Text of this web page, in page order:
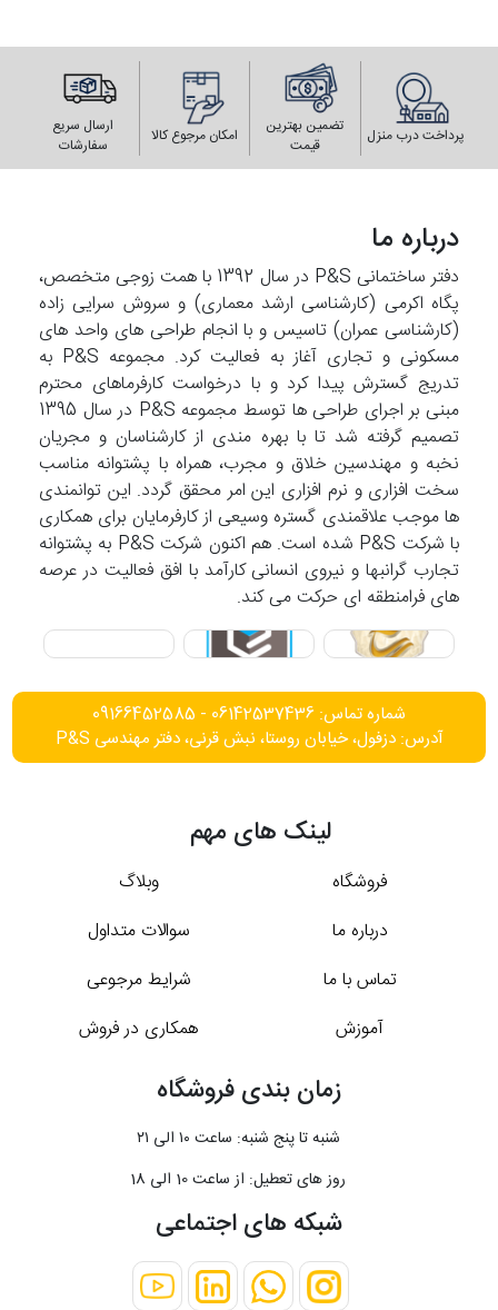
پرداخت درب منزل
تضمین بهترین
قیمت
امکان مرجوع کالا
ارسال سریع
سفارشات
درباره ما
دفتر ساختمانی P&S در سال 1392 با همت زوجی متخصص،
پگاه اکرمی (کارشناسی ارشد معماری) و سروش سرایی زاده
(کارشناسی عمران) تاسیس و با انجام طراحی های واحد های
مسکونی و تجاری آغاز به فعالیت کرد. مجموعه P&S به
تدریج گسترش پیدا کرد و با درخواست کارفرماهای محترم
مبنی بر اجرای طراحی ها توسط مجموعه P&S در سال 1395
تصمیم گرفته شد تا با بهره مندی از کارشناسان و مجریان
نخبه و مهندسین خلاق و مجرب، همراه با پشتوانه مناسب
سخت افزاری و نرم افزاری این امر محقق گردد. این توانمندی
ها موجب علاقمندی گستره وسیعی از کارفرمایان برای همکاری
با شرکت P&S شده است. هم اکنون شرکت P&S به پشتوانه
تجارب گرانبها و نیروی انسانی کارآمد با افق فعالیت در عرصه
های فرامنطقه ای حرکت می کند.
شماره تماس: 06142537436 - 09166452585
آدرس: دزفول، خیابان روستا، نبش قرنی، دفتر مهندسی P&S
لینک های مهم
فروشگاه
وبلاگ
درباره ما
سوالات متداول
تماس با ما
شرایط مرجوعی
آموزش
همکاری در فروش
زمان بندی فروشگاه
شنبه تا پنج شنبه: ساعت ۱۰ الی ۲۱
روز های تعطیل: از ساعت 10 الی 18
شبکه های اجتماعی